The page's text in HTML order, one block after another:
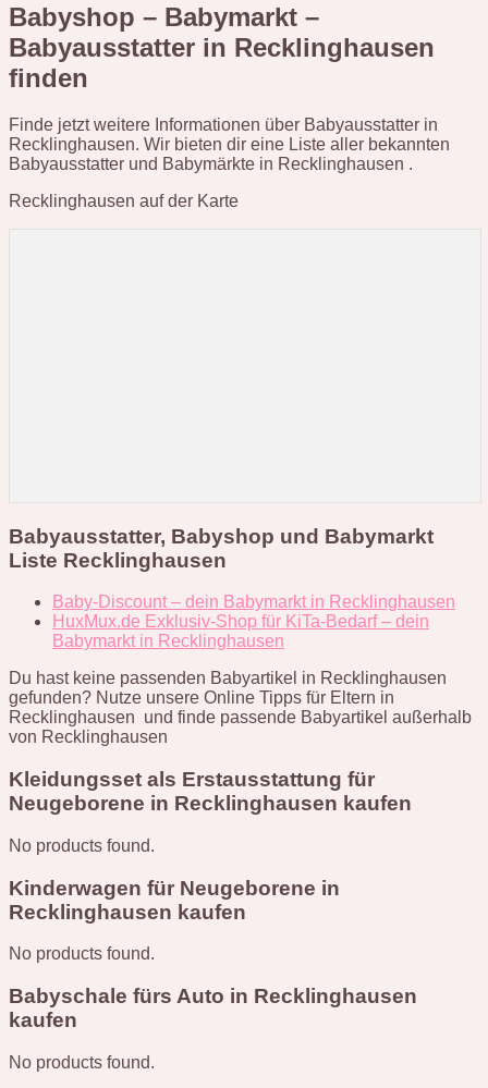
Babyshop – Babymarkt –
Babyausstatter in Recklinghausen
finden
Finde jetzt weitere Informationen über Babyausstatter in
Recklinghausen. Wir bieten dir eine Liste aller bekannten
Babyausstatter und Babymärkte in Recklinghausen .
Recklinghausen auf der Karte
Babyausstatter, Babyshop und Babymarkt
Liste Recklinghausen
Baby-Discount – dein Babymarkt in Recklinghausen
HuxMux.de Exklusiv-Shop für KiTa-Bedarf – dein
Babymarkt in Recklinghausen
Du hast keine passenden Babyartikel in Recklinghausen
gefunden? Nutze unsere Online Tipps für Eltern in
Recklinghausen und finde passende Babyartikel außerhalb
von Recklinghausen
Kleidungsset als Erstausstattung für
Neugeborene in Recklinghausen kaufen
No products found.
Kinderwagen für Neugeborene in
Recklinghausen kaufen
No products found.
Babyschale fürs Auto in Recklinghausen
kaufen
No products found.